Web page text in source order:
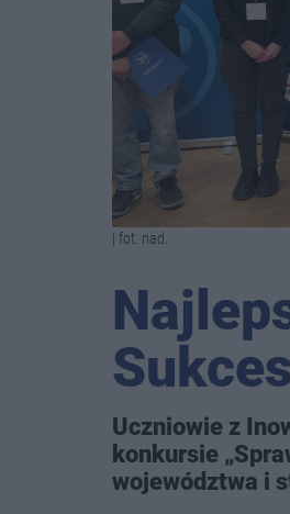
| fot. nad.
Uczniowie z
konkursie
województwa i